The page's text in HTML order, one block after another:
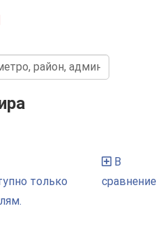
только
В
сравнение